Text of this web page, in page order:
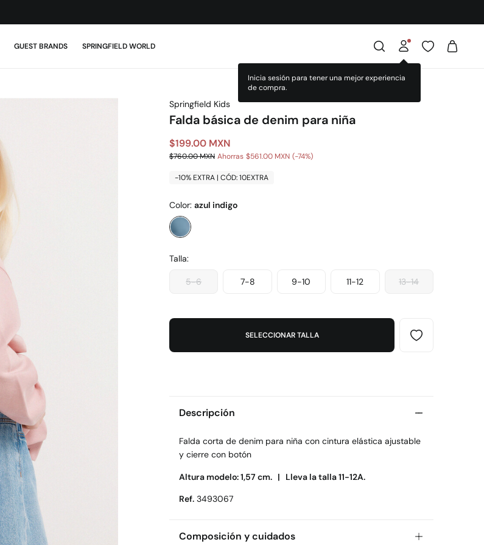
GUEST BRANDS SPRINGFIELD WORLD
Springfield Kids
Falda básica de denim para niña
$199.00 MXN
$760.00 MXN Ahorras $561.00 MXN 74
-10% EXTRA | CÓD: 10EXTRA
Color: azul indigo
Talla:
5-6 7-8 9-10 11-12 13-14
SELECCIONAR TALLA
Descripción
Falda corta de denim para niña con cintura elástica ajustable
y cierre con botón
Altura modelo: 1,57 cm. | Lleva la talla 11-12A.
Ref. 3493067
Composición y cuidados